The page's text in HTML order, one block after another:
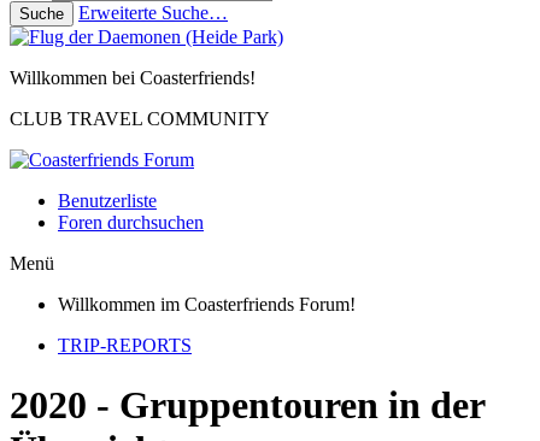
Suche Erweiterte Suche…
Willkommen bei Coasterfriends!
CLUB TRAVEL COMMUNITY
Benutzerliste
Foren durchsuchen
Menü
Willkommen im Coasterfriends Forum!
TRIP-REPORTS
2020 - Gruppentouren in der